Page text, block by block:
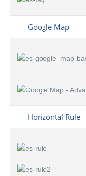
Google Map
Horizontal Rule